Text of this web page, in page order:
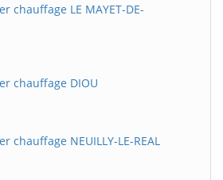
chauffage LE MAYET-DE-
chauffage DIOU
chauffage NEUILLY-LE-REAL